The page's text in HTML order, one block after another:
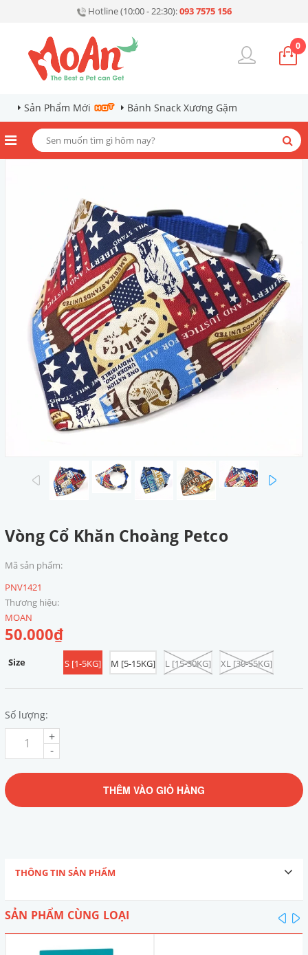
Hotline (10:00 - 22:30):093 7575 156
0
Sản Phẩm Mới Bánh Snack Xương Gặm
prev
Vòng Cổ Khăn Choàng Petco
Mã sản phẩm:
PNV1421
Thương hiệu:
MOAN
50.000₫
Size S [1-5KG] M [5-15KG] L [15-30KG] XL [30-55KG]
Số lượng:
-
+
THÊM VÀO GIỎ HÀNG
THÔNG TIN SẢN PHẨM
SẢN PHẨM CÙNG LOẠI